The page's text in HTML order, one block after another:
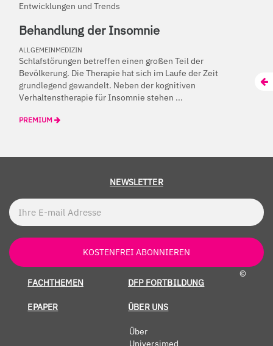
Entwicklungen und Trends
Behandlung der Insomnie
ALLGEMEINMEDIZIN
Schlafstörungen betreffen einen großen Teil der
Bevölkerung. Die Therapie hat sich im Laufe der Zeit
grundlegend gewandelt. Neben der kognitiven
Verhaltenstherapie für Insomnie stehen ...
PREMIUM
NEWSLETTER
KOSTENFREI ABONNIEREN
FACHTHEMEN DFP FORTBILDUNG
EPAPER ÜBER UNS
Über
©